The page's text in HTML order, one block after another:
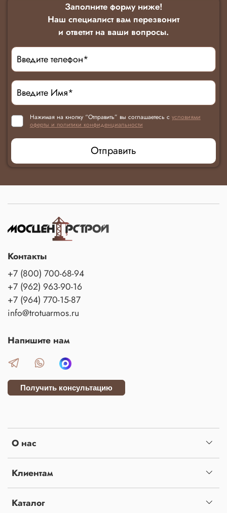
Заполните форму ниже!
Наш специалист вам перезвонит
и ответит на ваши вопросы.
Нажимая на кнопку “Отправить” вы соглашаетесь с условиями
оферты и политики конфиденциальности
Отправить
О нас
Клиентам
Каталог
Контакты
+7 (800) 700-68-94
+7 (962) 963-90-16
+7 (964) 770-15-87
info@trotuarmos.ru
Напишите нам
Получить консультацию